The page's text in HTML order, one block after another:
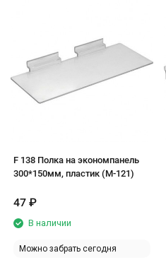
F 138 Полка на экономпанель
300*150мм, пластик (М-121)
47 ₽
В наличии
Можно забрать сегодня